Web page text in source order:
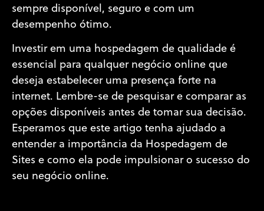
sempre disponível, seguro e com um
desempenho ótimo.
Investir em uma hospedagem de qualidade é
essencial para qualquer negócio online que
deseja estabelecer uma presença forte na
internet. Lembre-se de pesquisar e comparar as
opções disponíveis antes de tomar sua decisão.
Esperamos que este artigo tenha ajudado a
entender a importância da Hospedagem de
Sites e como ela pode impulsionar o sucesso do
seu negócio online.